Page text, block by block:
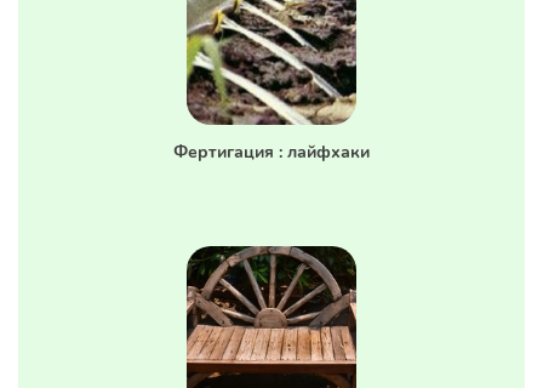
Фертигация : лайфхаки